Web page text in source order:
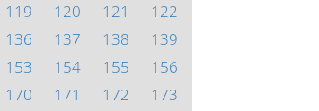
119 120 121
122
136 137 138
139
153 154 155
156
170 171 172
173